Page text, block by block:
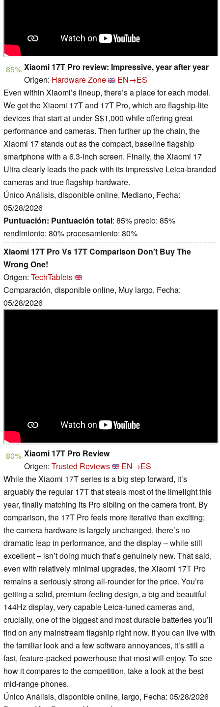
85% Xiaomi 17T Pro review: Impressive, year after year
Origen: Hardware Zone
EN→ES
Even within Xiaomi’s lineup, there’s a place for each model.
We get the Xiaomi 17T and 17T Pro, which are flagship-lite
devices that start at under S$1,000 while offering great
performance and cameras. Then further up the chain, the
Xiaomi 17 stands out as the compact, baseline flagship
smartphone with a 6.3-inch screen. Finally, the Xiaomi 17
Ultra clearly leads the pack with its impressive Leica-branded
cameras and true flagship hardware.
Único Análisis, disponible online, Mediano, Fecha:
05/28/2026
Puntuación: Puntuación total: 85% precio: 85%
rendimiento: 80% procesamiento: 80%
Xiaomi 17T Pro Vs 17T Comparison Don't Buy The
Wrong One!
Origen: TechTablets
Comparación, disponible online, Muy largo, Fecha:
05/28/2026
80% Xiaomi 17T Pro Review
Origen: Trusted Reviews
EN→ES
While the Xiaomi 17T series is a big step forward, it’s
arguably the regular 17T that steals most of the limelight this
year, finally matching its Pro sibling on the camera front. By
comparison, the 17T Pro feels more iterative than exciting;
the camera hardware is largely unchanged, there’s no
dramatic leap in performance, and the display – while still
excellent – isn’t doing much that’s genuinely new. That said,
even with relatively minimal upgrades, the Xiaomi 17T Pro
remains a seriously strong all-rounder for the price. You’re
getting a solid, premium-feeling design, a big and beautiful
144Hz display, very capable Leica-tuned cameras and,
crucially, one of the biggest and most durable batteries you’ll
find on any mainstream flagship right now. If you can live with
the familiar look and a few software annoyances, it’s still a
fast, feature-packed powerhouse that most will enjoy. To see
how it compares to the competition, take a look at the best
mid-range phones.
Único Análisis, disponible online, largo, Fecha: 05/28/2026